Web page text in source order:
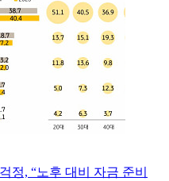
정, “노후 대비 자금 준비